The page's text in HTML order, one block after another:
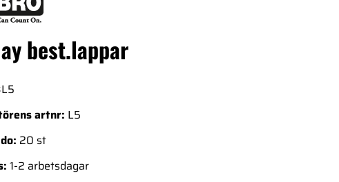
best.lappar
artnr: L5
20 st
1-2 arbetsdagar